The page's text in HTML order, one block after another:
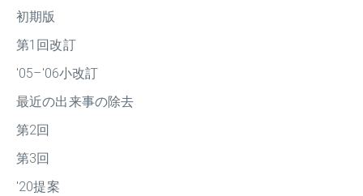
初期版
第1回改訂
'05–'06小改訂
最近の出来事の除去
第2回
第3回
'20提案